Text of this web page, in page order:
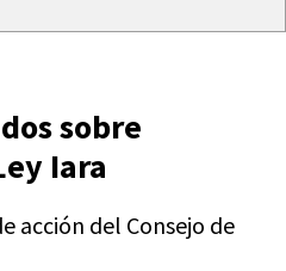
sobre
Iara
acción del Consejo de